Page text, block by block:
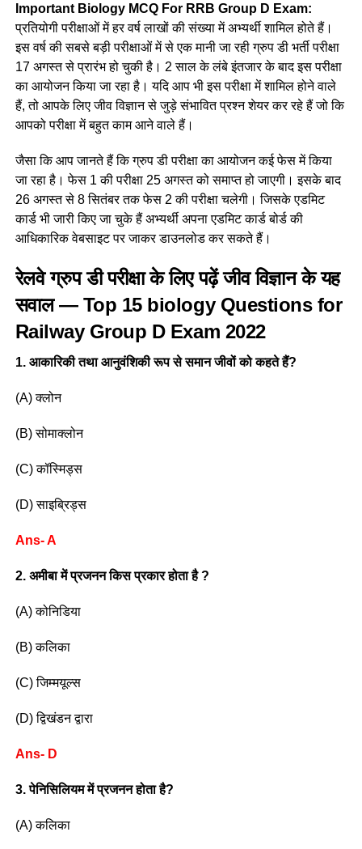
Important Biology MCQ For RRB Group D Exam:
प्रतियोगी परीक्षाओं में हर वर्ष लाखों की संख्या में अभ्यर्थी शामिल होते हैं।
इस वर्ष की सबसे बड़ी परीक्षाओं में से एक मानी जा रही ग्रुप डी भर्ती परीक्षा
17 अगस्त से प्रारंभ हो चुकी है। 2 साल के लंबे इंतजार के बाद इस परीक्षा
का आयोजन किया जा रहा है। यदि आप भी इस परीक्षा में शामिल होने वाले
हैं, तो आपके लिए जीव विज्ञान से जुड़े संभावित प्रश्न शेयर कर रहे हैं जो कि
आपको परीक्षा में बहुत काम आने वाले हैं।
जैसा कि आप जानते हैं कि ग्रुप डी परीक्षा का आयोजन कई फेस में किया
जा रहा है। फेस 1 की परीक्षा 25 अगस्त को समाप्त हो जाएगी। इसके बाद
26 अगस्त से 8 सितंबर तक फेस 2 की परीक्षा चलेगी। जिसके एडमिट
कार्ड भी जारी किए जा चुके हैं अभ्यर्थी अपना एडमिट कार्ड बोर्ड की
आधिकारिक वेबसाइट पर जाकर डाउनलोड कर सकते हैं।
रेलवे ग्रुप डी परीक्षा के लिए पढ़ें जीव विज्ञान के यह
सवाल — Top 15 biology Questions for
Railway Group D Exam 2022
1. आकारिकी तथा आनुवंशिकी रूप से समान जीवों को कहते हैं?
(A) क्लोन
(B) सोमाक्लोन
(C) कॉस्मिड्स
(D) साइब्रिड्स
Ans- A
2. अमीबा में प्रजनन किस प्रकार होता है ?
(A) कोनिडिया
(B) कलिका
(C) जिम्मयूल्स
(D) द्विखंडन द्वारा
Ans- D
3. पेनिसिलियम में प्रजनन होता है?
(A) कलिका